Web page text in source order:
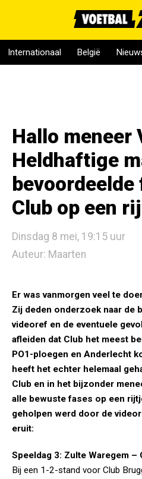
Internationaal België
Hallo meneer
Heldhaftige
bevoordeelde
Club op een
Dinsdag 8 mei, 19:15 uur
Auteur: Maarten
Er was vanmorgen veel te
Zij deden onderzoek naar de
videoref en de eventuele
afleiden dat Club het meest
PO1-ploegen en Anderlecht
heeft het echter helemaal
Club en in het bijzonder
alle bewuste fases op een
geholpen werd door de
eruit:
Speeldag 3: Zulte Waregem –
Bij een 1-2-stand voor Club